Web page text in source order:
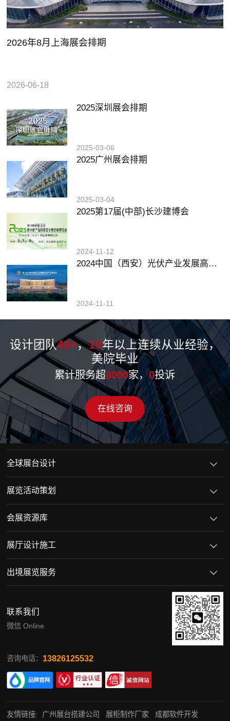
2026年8月上海展会排期
2026-06-18
2025深圳展会排期
2025-03-06
2025广州展会排期
2025-03-04
2025第17届(中部)长沙建博会
2024-11-12
2024中国（西安）光伏产业发展高峰论坛暨展览会
2024-11-11
设计团队40+，10年以上连续从业经验，
美院毕业
累计服务超8000家，0投诉
在线咨询
全球展台设计
展览活动策划
会展资源库
展厅设计施工
出境展览服务
联系我们
微信 Online
咨询电话： 13826125532
友情链接: 广州展台搭建公司 展柜制作厂家 成都软件开发